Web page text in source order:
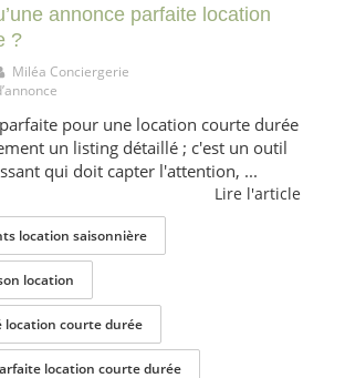
annonce parfaite location
?
Miléa Conciergerie
pour une location courte durée
un listing détaillé ; c'est un outil
qui doit capter l'attention, ...
Lire l'article
location saisonnière
location
courte durée
location courte durée